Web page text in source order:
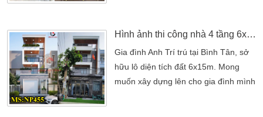
bạn! Sàn vượt nhịp 12m giúp mở
rộng không gian mà không cần sử
dụng quá nhiều cột. Tạo ra không
gian rộng rãi, thông thoáng. Đây là
Hình ảnh thi công nhà 4 tầng 6x15m hiện đại thực tế tại Bình Tân
Gia đình Anh Trí trú tại Bình Tân, sở
hữu lô diện tích đất 6x15m. Mong
muốn xây dựng lên cho gia đình mình